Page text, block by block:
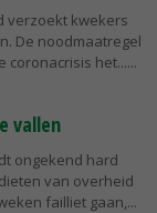
verzoekt kwekers
De noodmaatregel
coronacrisis het...
vallen
ongekend hard
van overheid
failliet gaan,...